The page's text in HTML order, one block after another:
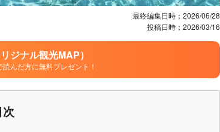
最終編集日時； 2026/06/28
投稿日時； 2026/03/16
ジナル観光MAP）
んだ方に無料プレゼント！
次